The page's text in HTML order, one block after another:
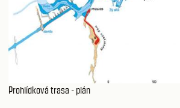
Prohlídková trasa - plán